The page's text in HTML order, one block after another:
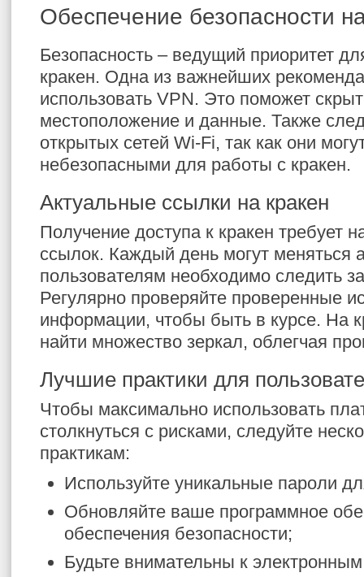
Обеспечение безопасности
Безопасность – ведущий приоритет
кракен. Одна из важнейших
использовать VPN. Это поможет
местоположение и данные. Также
открытых сетей Wi-Fi, так как они
небезопасными для работы с кракен.
Актуальные ссылки на кракен
Получение доступа к кракен требует
ссылок. Каждый день могут меняться
пользователям необходимо следить
Регулярно проверяйте проверенные
информации, чтобы быть в курсе. На
найти множество зеркал, облегчая
Лучшие практики для
Чтобы максимально использовать
столкнуться с рисками, следуйте
практикам:
Используйте уникальные пароли
Обновляйте ваше программное
обеспечения безопасности;
Будьте внимательны к